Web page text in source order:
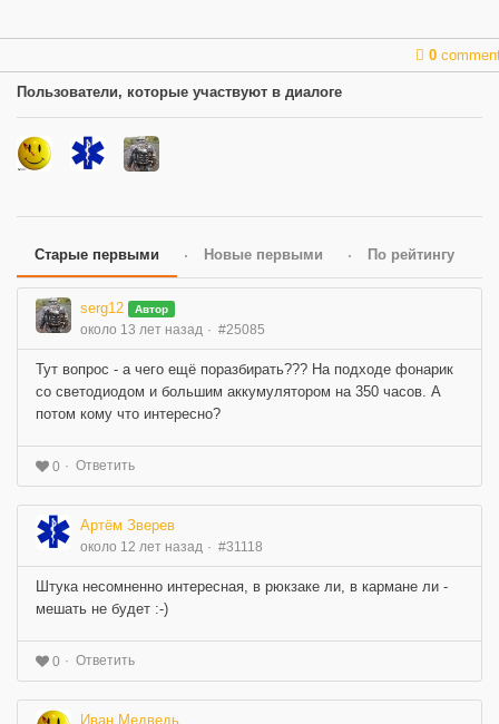
0
Пользователи, которые участвуют в диалоге
Старые первыми Новые первыми По рейтингу
serg12 Автор
около 13 лет назад #25085
Тут вопрос - а чего ещё поразбирать??? На подходе фонарик
со светодиодом и большим аккумулятором на 350 часов. А
потом кому что интересно?
0 Ответить
Артём Зверев
около 12 лет назад #31118
Штука несомненно интересная, в рюкзаке ли, в кармане ли -
мешать не будет :-)
0 Ответить
Иван Медведь